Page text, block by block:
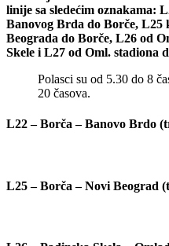
linije sa sledećim oznakama:
Banovog Brda do Borče, L25
Beograda do Borče, L26 od
Skele i L27 od Oml. stadiona
Polasci su od 5.30 do 8
20 časova.
L22 – Borča – Banovo Brdo
L25 – Borča – Novi Beograd